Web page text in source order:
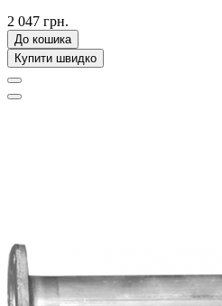
2 047 грн.
До кошика
Купити швидко